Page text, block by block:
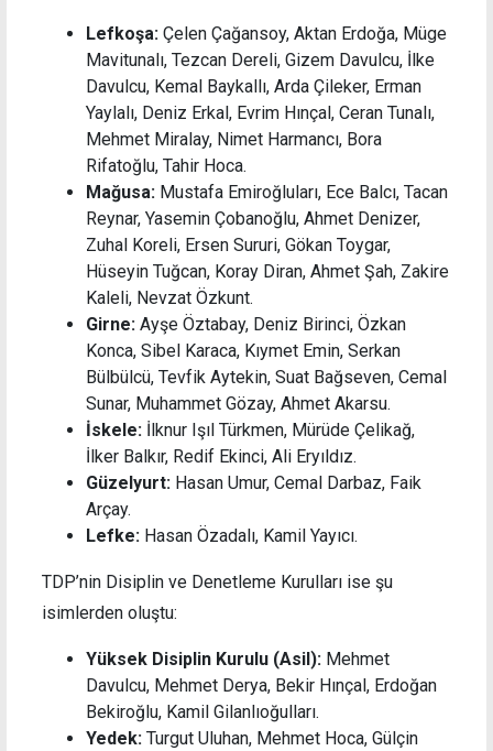
Lefkoşa: Çelen Çağansoy, Aktan Erdoğa, Müge
Mavitunalı, Tezcan Dereli, Gizem Davulcu, İlke
Davulcu, Kemal Baykallı, Arda Çileker, Erman
Yaylalı, Deniz Erkal, Evrim Hınçal, Ceran Tunalı,
Mehmet Miralay, Nimet Harmancı, Bora
Rifatoğlu, Tahir Hoca.
Mağusa: Mustafa Emiroğluları, Ece Balcı, Tacan
Reynar, Yasemin Çobanoğlu, Ahmet Denizer,
Zuhal Koreli, Ersen Sururi, Gökan Toygar,
Hüseyin Tuğcan, Koray Diran, Ahmet Şah, Zakire
Kaleli, Nevzat Özkunt.
Girne: Ayşe Öztabay, Deniz Birinci, Özkan
Konca, Sibel Karaca, Kıymet Emin, Serkan
Bülbülcü, Tevfik Aytekin, Suat Bağseven, Cemal
Sunar, Muhammet Gözay, Ahmet Akarsu.
İskele: İlknur Işıl Türkmen, Mürüde Çelikağ,
İlker Balkır, Redif Ekinci, Ali Eryıldız.
Güzelyurt: Hasan Umur, Cemal Darbaz, Faik
Arçay.
Lefke: Hasan Özadalı, Kamil Yayıcı.
TDP’nin Disiplin ve Denetleme Kurulları ise şu
isimlerden oluştu:
Yüksek Disiplin Kurulu (Asil): Mehmet
Davulcu, Mehmet Derya, Bekir Hınçal, Erdoğan
Bekiroğlu, Kamil Gilanlıoğulları.
Yedek: Turgut Uluhan, Mehmet Hoca, Gülçin